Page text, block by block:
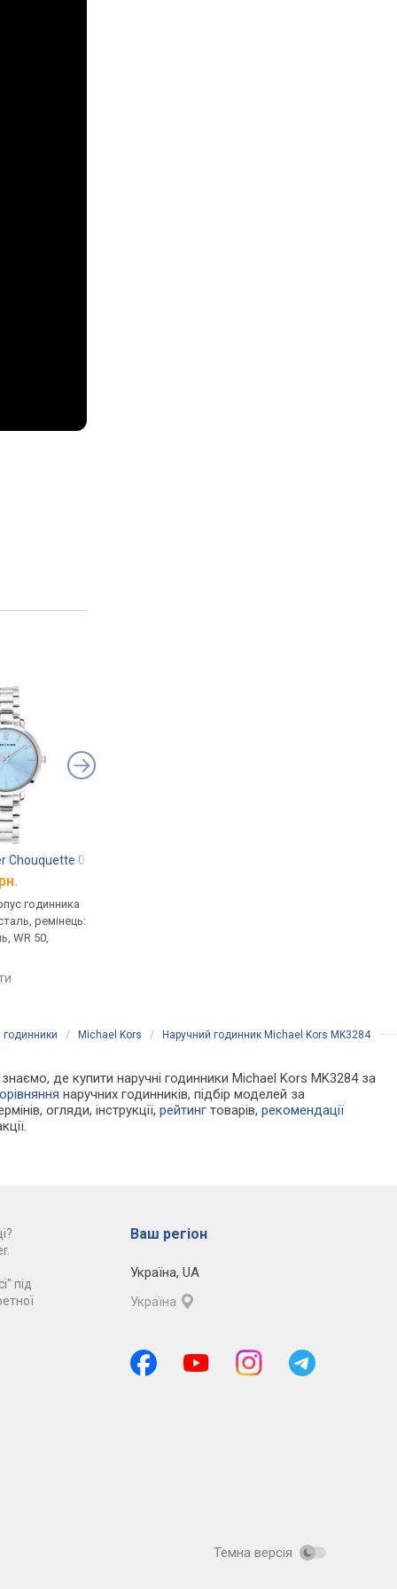
Chouquette 078J661
годинника
ремінець:
WR 50,
годинники / Michael Kors / Наручний годинник Michael Kors MK3284
де купити наручні годинники Michael Kors MK3284 за
наручних годинників, підбір моделей за
огляди, інструкції,рейтинг товарів,рекомендації
під
Ваш регіон
Україна, UA
Україна
Темна версія